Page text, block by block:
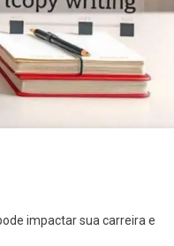
impactar sua carreira e